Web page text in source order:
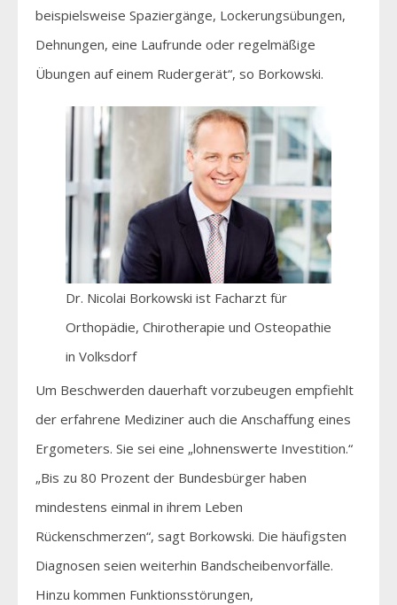
beispielsweise Spaziergänge, Lockerungsübungen,
Dehnungen, eine Laufrunde oder regelmäßige
Übungen auf einem Rudergerät“, so Borkowski.
Dr. Nicolai Borkowski ist Facharzt für
Orthopädie, Chirotherapie und Osteopathie
in Volksdorf
Um Beschwerden dauerhaft vorzubeugen empfiehlt
der erfahrene Mediziner auch die Anschaffung eines
Ergometers. Sie sei eine „lohnenswerte Investition.“
„Bis zu 80 Prozent der Bundesbürger haben
mindestens einmal in ihrem Leben
Rückenschmerzen“, sagt Borkowski. Die häufigsten
Diagnosen seien weiterhin Bandscheibenvorfälle.
Hinzu kommen Funktionsstörungen,